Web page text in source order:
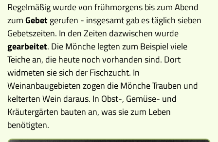
Regelmäßig wurde von frühmorgens bis zum Abend
zumGebetgerufen - insgesamt gab es täglich sieben
Gebetszeiten. In den Zeiten dazwischen wurde
gearbeitet. Die Mönche legten zum Beispiel viele
Teiche an, die heute noch vorhanden sind. Dort
widmeten sie sich der Fischzucht. In
Weinanbaugebieten zogen die Mönche Trauben und
kelterten Wein daraus. In Obst-, Gemüse- und
Kräutergärten bauten an, was sie zum Leben
benötigten.